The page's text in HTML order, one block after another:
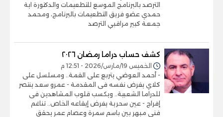
الترصد بالبرنامج الموسع للتطعيمات والدكتورة اية
حمدي عضو فريق التطعيمات بالبرنامج، ومحمد
جمعة كبير مراقبي الترصد
كشف حساب دراما رمضان ٢٠٢٦
الخميس 19/مارس/2026 - 12:51 م
- أحمد العوضي يتربع على القمة.. ومسلسل على
كلاي يفرض نفسه فى المقدمة - عمرو سعد ينتصر
للدراما الشعبية.. ويكسب قلوب المشاهدين فى
إفراج - عين سحرية يفرض إيقاعه الخاص.. تناغم
فنى مبهر بين باسم سمرة وعصام عمر يحقق